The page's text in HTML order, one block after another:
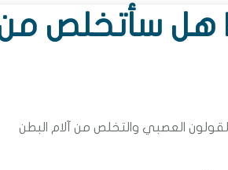
هل سأتخلص
العصبي والتخلص من آلام البطن